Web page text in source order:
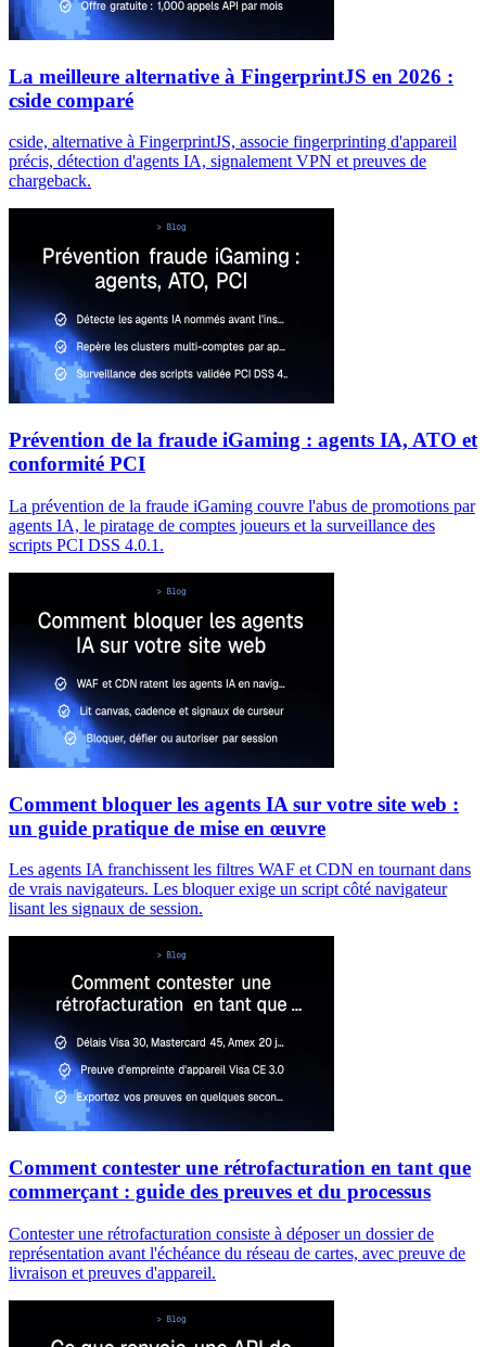
La meilleure alternative à FingerprintJS en 2026 :
cside comparé
cside, alternative à FingerprintJS, associe fingerprinting d'appareil
précis, détection d'agents IA, signalement VPN et preuves de
chargeback.
Prévention de la fraude iGaming : agents IA, ATO et
conformité PCI
La prévention de la fraude iGaming couvre l'abus de promotions par
agents IA, le piratage de comptes joueurs et la surveillance des
scripts PCI DSS 4.0.1.
Comment bloquer les agents IA sur votre site web :
un guide pratique de mise en œuvre
Les agents IA franchissent les filtres WAF et CDN en tournant dans
de vrais navigateurs. Les bloquer exige un script côté navigateur
lisant les signaux de session.
Comment contester une rétrofacturation en tant que
commerçant : guide des preuves et du processus
Contester une rétrofacturation consiste à déposer un dossier de
représentation avant l'échéance du réseau de cartes, avec preuve de
livraison et preuves d'appareil.